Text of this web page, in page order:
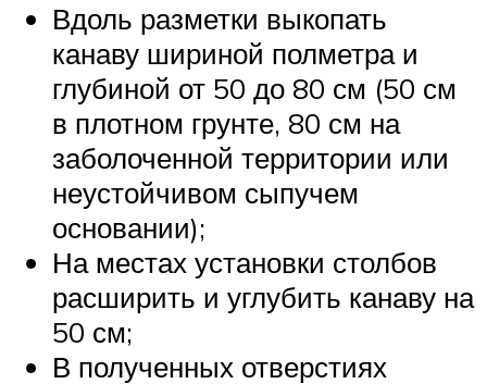
Вдоль разметки выкопать
канаву шириной полметра и
глубиной от 50 до 80 см (50 см
в плотном грунте, 80 см на
заболоченной территории или
неустойчивом сыпучем
основании);
На местах установки столбов
расширить и углубить канаву на
50 см;
В полученных отверстиях